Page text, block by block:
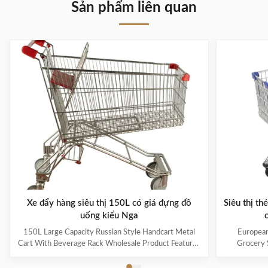
Sản phẩm liên quan
Xe đẩy hàng siêu thị 150L có giá đựng đồ
uống kiểu Nga
150L Large Capacity Russian Style Handcart Metal
Cart With Beverage Rack Wholesale Product Features
Siêu thị
Grocery